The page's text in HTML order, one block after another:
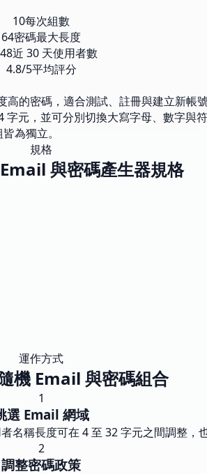
10每次組數
64密碼最大長度
近 30 天使用者數
4.8/5平均評分
的密碼，適合測試、註冊與建立新
元，並可分別切換大寫字母、數字與
為獨立。
規格
與密碼產生器規格
運作方式
機 Email 與密碼組合
1
選 Email 網域
稱長度可在 4 至 32 字元之間調整，
2
調整密碼政策